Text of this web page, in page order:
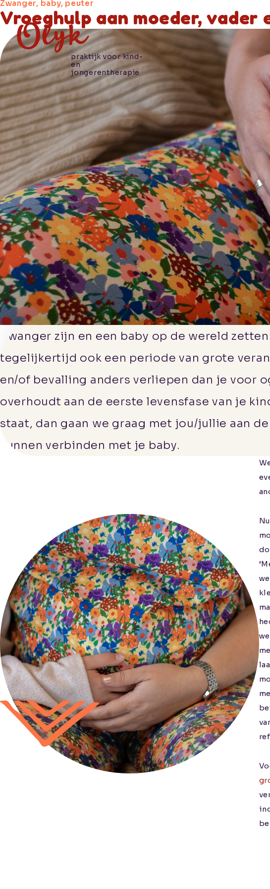
praktijk voor kind-
en
jongerentherapie
Hoe we je
helpen
Wie wij
zijn
Praktische
informatie
Werken
bij
Contact
Aanmelden
verwijzers
Kwaliteitswaarborging
Zwanger, baby, peuter
Vroeghulp aan moeder, vader
Zwanger zijn en een baby op de wereld
tegelijkertijd ook een periode van grote
en/of bevalling anders verliepen dan je voor
overhoudt aan de eerste levensfase van je
staat, dan gaan we graag met jou/jullie aan
kunnen verbinden met je baby.